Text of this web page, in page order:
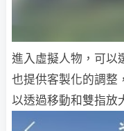
進入虛擬人物，可以
也提供客製化的調整
以透過移動和雙指放